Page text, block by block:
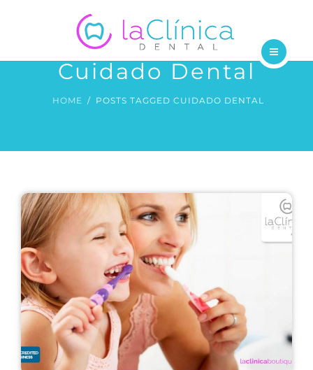
TRATAMIENTOS
NOSOTROS
BLOG
CONTÁCTANOS
Cuidado Dental
HOME POSTS TAGGED CUIDADO DENTAL